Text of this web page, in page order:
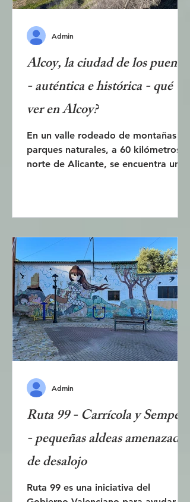
Alcoy, la ciudad de los puentes
- auténtica e histórica - qué
ver en Alcoy?
En un valle rodeado de montañas y
parques naturales, a 60 kilómetros al
norte de Alicante, se encuentra una
urbana valenciana que en las
populares ciudades costeras. La
ciudad es conocida por sus
numerosos puentes y viaductos que
cruzan ríos, desfiladeros y valles,
pero también se puede admirar la
arquitectura modernista y degustar
platos locales en restaurantes
tradicionales. El
Admin
Ruta 99 - Carrícola y Sempere
- pequeñas aldeas amenazadas
de desalojo
Ruta 99 es una iniciativa del
Admin